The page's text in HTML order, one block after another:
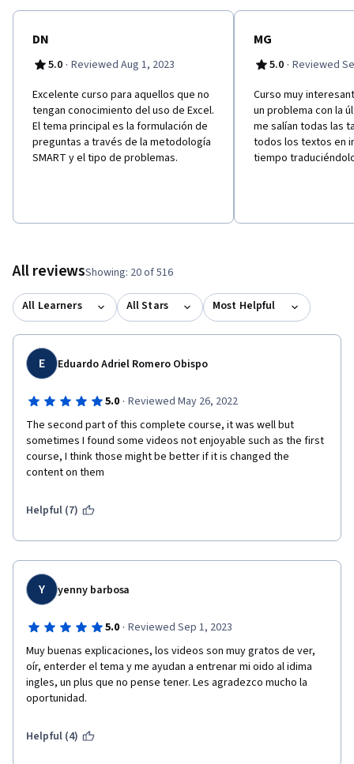
interesados mientras estableces una comunicación clara con un
empresariales.
DN
5.0 · Reviewed Aug 1, 2023
Excelente curso para aquellos que no
tengan conocimiento del uso de Excel.
El tema principal es la formulación de
preguntas a través de la metodología
SMART y el tipo de problemas.
MG
5.0 · Reviewed
Curso muy
un problema con la
me salían todas las
todos los textos en
tiempo
All reviewsShowing: 20 of 516
All Learners All Stars Most Helpful
E Eduardo Adriel Romero Obispo
5.0 · Reviewed May 26, 2022
The second part of this complete course, it was well but
sometimes I found some videos not enjoyable such as the first
course, I think those might be better if it is changed the
content on them
Helpful (7)
Y yenny barbosa
5.0 · Reviewed Sep 1, 2023
Muy buenas explicaciones, los videos son muy gratos de ver,
oír, enterder el tema y me ayudan a entrenar mi oido al idima
ingles, un plus que no pense tener. Les agradezco mucho la
oportunidad.
Helpful (4)